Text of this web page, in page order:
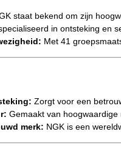
staat bekend om zijn
in ontsteking en
Met 41
Zorgt voor een
Gemaakt van
merk: NGK is een